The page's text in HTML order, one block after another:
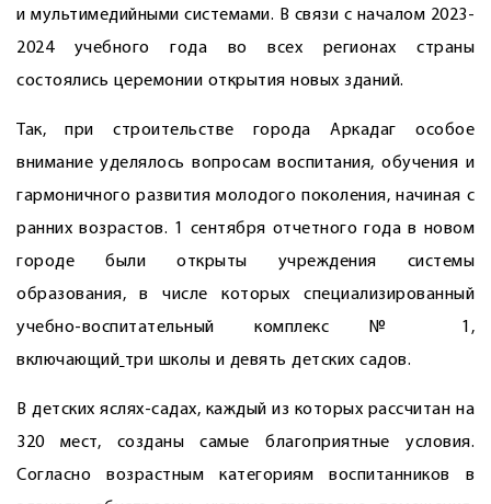
и мультимедийными системами. В связи с началом 2023-
2024 учебного года во всех регионах страны
состоялись церемонии открытия новых зданий.
Так, при строительстве города Аркадаг особое
внимание уделялось вопросам воспитания, обучения и
гармоничного развития молодого поколения, начиная с
ранних возрастов. 1 сентября отчетного года в новом
городе были открыты учреждения системы
образования, в числе которых специализированный
учебно-воспитательный комплекс № 1,
включающий три школы и девять детских садов.
В детских яслях-садах, каждый из которых рассчитан на
320 мест, созданы самые благоприятные условия.
Согласно возрастным категориям воспитанников в